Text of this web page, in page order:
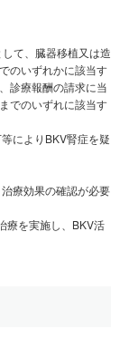
て、臓器移植又は造
のいずれかに該当す
診療報酬の請求に当
でのいずれに該当す
によりBKV腎症を疑
療効果の確認が必要
療を実施し、BKV活